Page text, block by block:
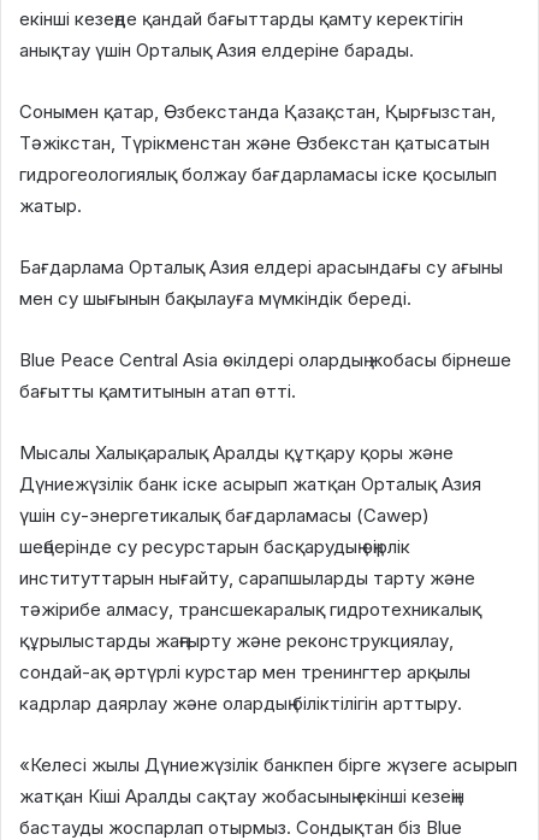
екінші кезеңде қандай бағыттарды қамту керектігін
анықтау үшін Орталық Азия елдеріне барады.
Сонымен қатар, Өзбекстанда Қазақстан, Қырғызстан,
Тәжікстан, Түрікменстан және Өзбекстан қатысатын
гидрогеологиялық болжау бағдарламасы іске қосылып
жатыр.
Бағдарлама Орталық Азия елдері арасындағы су ағыны
мен су шығынын бақылауға мүмкіндік береді.
Blue Peace Central Asia өкілдері олардың жобасы бірнеше
бағытты қамтитынын атап өтті.
Мысалы Халықаралық Аралды құтқару қоры және
Дүниежүзілік банк іске асырып жатқан Орталық Азия
үшін су-энергетикалық бағдарламасы (Cawep)
шеңберінде су ресурстарын басқарудың өңірлік
институттарын нығайту, сарапшыларды тарту және
тәжірибе алмасу, трансшекаралық гидротехникалық
құрылыстарды жаңғырту және реконструкциялау,
сондай-ақ әртүрлі курстар мен тренингтер арқылы
кадрлар даярлау және олардың біліктілігін арттыру.
«Келесі жылы Дүниежүзілік банкпен бірге жүзеге асырып
жатқан Кіші Аралды сақтау жобасының екінші кезеңін
бастауды жоспарлап отырмыз. Сондықтан біз Blue